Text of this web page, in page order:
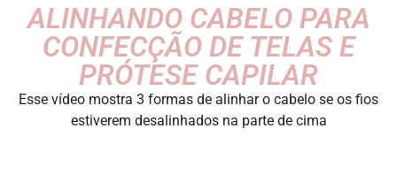
ALINHANDO CABELO PARA
CONFECÇÃO DE TELAS E
PRÓTESE CAPILAR
Esse vídeo mostra 3 formas de alinhar o cabelo se os fios
estiverem desalinhados na parte de cima